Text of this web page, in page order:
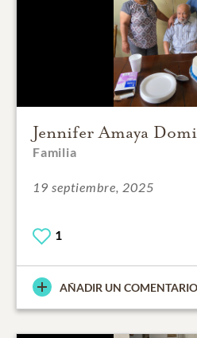
Jennifer Amaya
Familia
19 septiembre, 2025
1
AÑADIR UN COMENTARIO